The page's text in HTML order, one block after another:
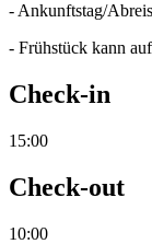
- Ankunftstag/
- Frühstück kann
Check-in
15:00
Check-out
10:00